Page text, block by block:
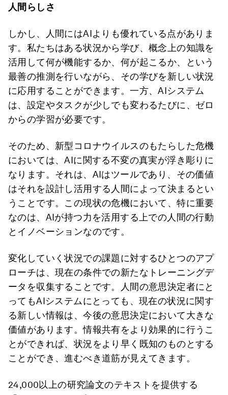
人間らしさ
しかし、人間にはAIよりも優れている点がありま
す。私たちはある状況から学び、概念上の知識を
活用して何が機能するか、何が起こるか、という
最善の推測を行いながら、その学びを新しい状況
に応用することができます。一方、AIシステム
は、設定やタスクが少しでも変わるたびに、ゼロ
からの学習が必要です。
そのため、新型コロナウイルスのもたらした危機
においては、AIに関する不変の真実が浮き彫りに
なります。それは、AIはツールであり、その価値
はそれを設計し活用する人間によって決まるとい
うことです。この現状の危機において、特に重要
なのは、AIが持つ力を活用する上での人間の行動
とイノベーションなのです。
変化していく状況での課題に対するひとつのアプ
ローチは、現在の条件での新たなトレーニングデ
ータを収集することです。人間の意思決定者にと
ってもAIシステムにとっても、現在の状況に関す
る新しい情報は、今後の意思決定において大きな
価値があります。情報共有をより効果的に行うこ
とができれば、状況をより早く既知のものとする
ことができ、進むべき道筋が見えてきます。
24,000以上の研究論文のテキストを提供する